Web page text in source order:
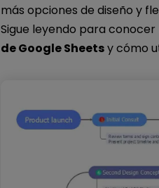
más opciones de diseño y
Sigue leyendo para
de Google Sheetsy cómo